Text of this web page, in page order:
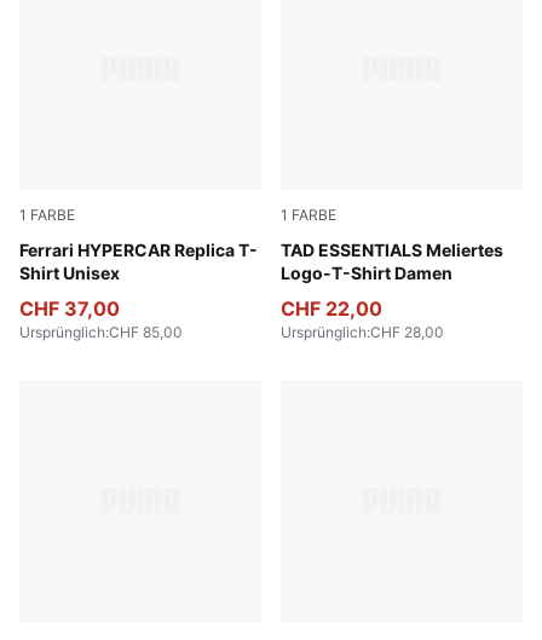
1 FARBE
Ferrari HYPERCAR Replica T-
Shirt Unisex
PUMA Red
CHF 37,00
Ursprünglich:CHF 85,00
1 FARBE
TAD ESSENTIALS Meliertes
Logo-T-Shirt Damen
PUMA Black Heather
CHF 22,00
Ursprünglich:CHF 28,00